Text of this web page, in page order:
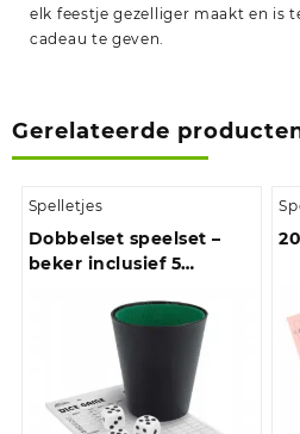
elk feestje gezelliger maakt en is
cadeau te geven.
Gerelateerde
Spelletjes
Dobbelset speelset –
beker inclusief 5
scoreblok